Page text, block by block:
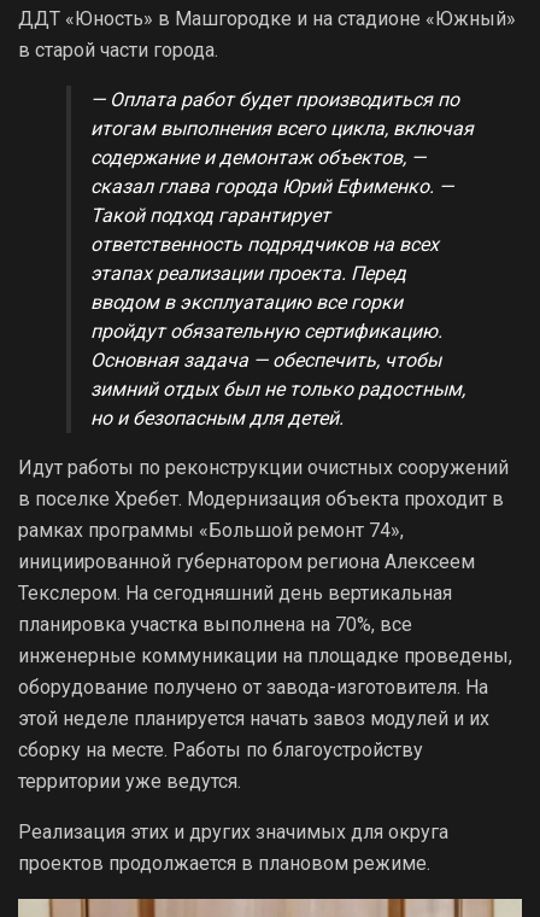
ДДТ «Юность» в Машгородке и на стадионе «Южный»
в старой части города.
— Оплата работ будет производиться по
итогам выполнения всего цикла, включая
содержание и демонтаж объектов, —
сказал глава города Юрий Ефименко. —
Такой подход гарантирует
ответственность подрядчиков на всех
этапах реализации проекта. Перед
вводом в эксплуатацию все горки
пройдут обязательную сертификацию.
Основная задача — обеспечить, чтобы
зимний отдых был не только радостным,
но и безопасным для детей.
Идут работы по реконструкции очистных сооружений
в поселке Хребет. Модернизация объекта проходит в
рамках программы «Большой ремонт 74»,
инициированной губернатором региона Алексеем
Текслером. На сегодняшний день вертикальная
планировка участка выполнена на 70%, все
инженерные коммуникации на площадке проведены,
оборудование получено от завода-изготовителя. На
этой неделе планируется начать завоз модулей и их
сборку на месте. Работы по благоустройству
территории уже ведутся.
Реализация этих и других значимых для округа
проектов продолжается в плановом режиме.